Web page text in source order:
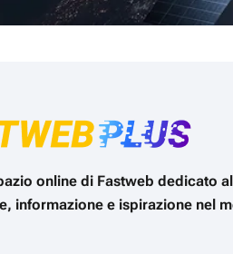
online di Fastweb dedicato
informazione e ispirazione nel